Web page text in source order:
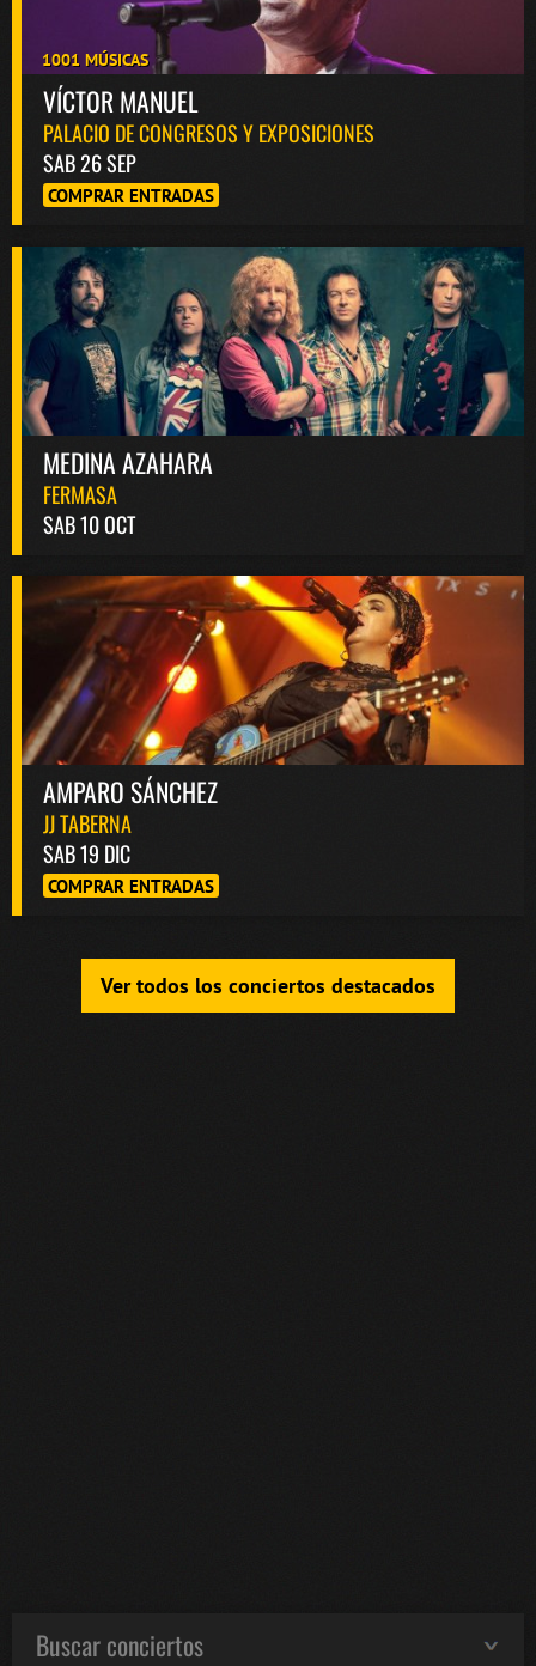
1001 MÚSICAS
VÍCTOR MANUEL
PALACIO DE CONGRESOS Y EXPOSICIONES
SAB 26 SEP
COMPRAR ENTRADAS
MEDINA AZAHARA
FERMASA
SAB 10 OCT
AMPARO SÁNCHEZ
JJ TABERNA
SAB 19 DIC
COMPRAR ENTRADAS
Ver todos los conciertos destacados
Buscar conciertos